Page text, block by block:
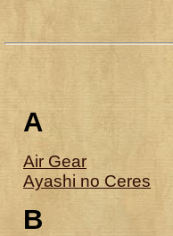
A
Air Gear
Ayashi no Ceres
B